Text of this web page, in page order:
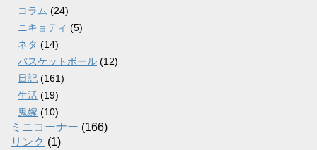
コラム (24)
ニキョティ (5)
ネタ (14)
バスケットボール (12)
日記 (161)
生活 (19)
鬼嫁 (10)
ミニコーナー (166)
リンク (1)